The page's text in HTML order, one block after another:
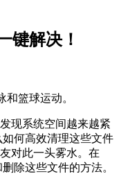
键解决！
篮球运动。
现系统空间越来越紧
何高效清理这些文件
对此一头雾水。在
除这些文件的方法。